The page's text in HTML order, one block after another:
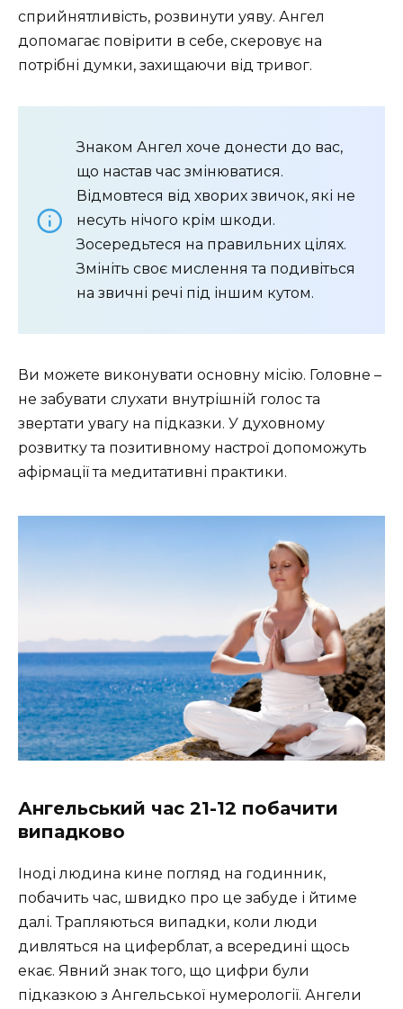
сприйнятливість, розвинути уяву. Ангел
допомагає повірити в себе, скеровує на
потрібні думки, захищаючи від тривог.
Знаком Ангел хоче донести до вас,
що настав час змінюватися.
Відмовтеся від хворих звичок, які не
несуть нічого крім шкоди.
Зосередьтеся на правильних цілях.
Змініть своє мислення та подивіться
на звичні речі під іншим кутом.
Ви можете виконувати основну місію. Головне –
не забувати слухати внутрішній голос та
звертати увагу на підказки. У духовному
розвитку та позитивному настрої допоможуть
афірмації та медитативні практики.
Ангельський час 21-12 побачити
випадково
Іноді людина кине погляд на годинник,
побачить час, швидко про це забуде і йтиме
далі. Трапляються випадки, коли люди
дивляться на циферблат, а всередині щось
екає. Явний знак того, що цифри були
підказкою з Ангельської нумерології. Ангели